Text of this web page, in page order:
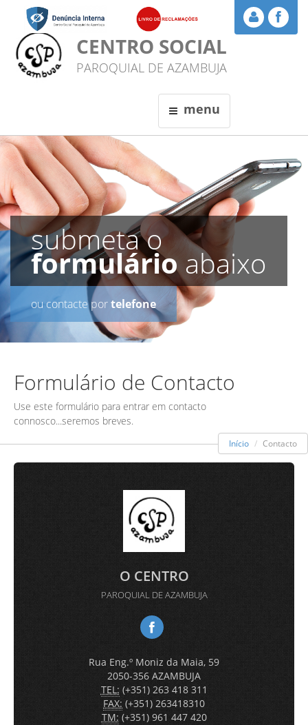
CENTRO SOCIAL
PAROQUIAL DE AZAMBUJA
menu
submeta o
formulárioabaixo
ou contacte portelefone
Formulário de Contacto
Use este formulário para entrar em contacto
connosco...seremos breves.
Início Contacto
O CENTRO
PAROQUIAL DE AZAMBUJA
Rua Eng.º Moniz da Maia, 59
2050-356 AZAMBUJA
TEL: (+351) 263 418 311
FAX: (+351) 263418310
TM: (+351) 961 447 420